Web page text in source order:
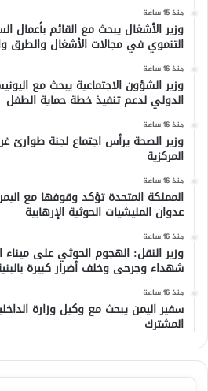
منذ 15 ساعة
وزير الأشغال يبحث مع القائم بأعمال
التنموي في مجالات الأشغال والطرق
منذ 16 ساعة
وزير الشؤون الاجتماعية يبحث مع
الدولي لدعم تنفيذ خطة حماية الطفل
منذ 16 ساعة
وزير الصحة يرأس اجتماع لجنة طوارئ
المركزية
منذ 16 ساعة
المملكة المتحدة تؤكد وقوفها مع
عدوان المليشيات الحوثية الإرهابية
منذ 16 ساعة
وزير النقل: الهجوم الحوثي على
شهداء وجرحى وخلف أضرار كبيرة
منذ 16 ساعة
سفير اليمن يبحث مع وكيل وزارة
المشترك